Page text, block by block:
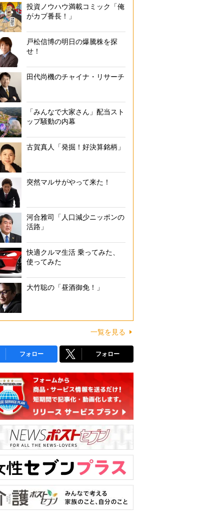
投資ノウハウ満載コミック「俺
がカブ番長！」
戸松信博の明日の爆騰株を探
せ！
田代尚機のチャイナ・リサーチ
「みんなで大家さん」配当スト
ップ騒動の内幕
古賀真人「発掘！好決算銘柄」
突然マルサがやって来た！
河合雅司「人口減少ニッポンの
活路」
快適クルマ生活 乗ってみた、
使ってみた
大竹聡の「昼酒御免！」
一覧を見る
フォロー フォロー